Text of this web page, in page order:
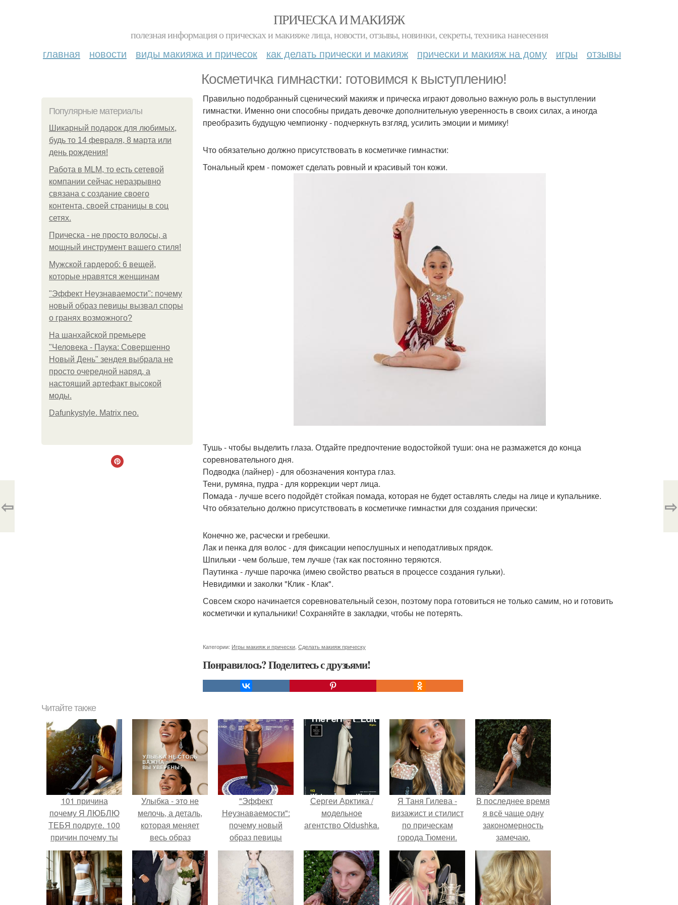
ПРИЧЕСКА И МАКИЯЖ
полезная информация о прическах и макияже лица, новости, отзывы, новинки, секреты, техника нанесения
главная новости виды макияжа и причесок как делать прически и макияж прически и макияж на дому игры отзывы
Косметичка гимнастки: готовимся к выступлению!
Популярные материалы
Шикарный подарок для любимых,
будь то 14 февраля, 8 марта или
день рождения!
Работа в MLM, то есть сетевой
компании сейчас неразрывно
связана с создание своего
контента, своей страницы в соц
сетях.
Прическа - не просто волосы, а
мощный инструмент вашего стиля!
Мужской гардероб: 6 вещей,
которые нравятся женщинам
"Эффект Неузнаваемости": почему
новый образ певицы вызвал споры
о гранях возможного?
На шанхайской премьере
"Человека - Паука: Совершенно
Новый День" зендея выбрала не
просто очередной наряд, а
настоящий артефакт высокой
моды.
Dafunkystyle. Matrix neo.
Правильно подобранный сценический макияж и прическа играют довольно важную роль в выступлении
гимнастки. Именно они способны придать девочке дополнительную уверенность в своих силах, а иногда
преобразить будущую чемпионку - подчеркнуть взгляд, усилить эмоции и мимику!
Что обязательно должно присутствовать в косметичке гимнастки:
Тональный крем - поможет сделать ровный и красивый тон кожи.
Тушь - чтобы выделить глаза. Отдайте предпочтение водостойкой туши: она не размажется до конца
соревновательного дня.
Подводка (лайнер) - для обозначения контура глаз.
Тени, румяна, пудра - для коррекции черт лица.
Помада - лучше всего подойдёт стойкая помада, которая не будет оставлять следы на лице и купальнике.
Что обязательно должно присутствовать в косметичке гимнастки для создания прически:
Конечно же, расчески и гребешки.
Лак и пенка для волос - для фиксации непослушных и неподатливых прядок.
Шпильки - чем больше, тем лучше (так как постоянно теряются.
Паутинка - лучше парочка (имею свойство рваться в процессе создания гульки).
Невидимки и заколки "Клик - Клак".
Совсем скоро начинается соревновательный сезон, поэтому пора готовиться не только самим, но и готовить
косметички и купальники! Сохраняйте в закладки, чтобы не потерять.
Категории: Игры макияж и прически Сделать макияж прическу
Понравилось? Поделитесь с друзьями!
⇦ ⇨
Читайте также
101 причина
почему Я ЛЮБЛЮ
ТЕБЯ подруге. 100
причин почему ты
моя лучшая
подруга.
Улыбка - это не
мелочь, а деталь,
которая меняет
весь образ
человека.
"Эффект
Неузнаваемости":
почему новый
образ певицы
вызвал споры о
гранях
возможного?
Сергеи Арктика /
модельное
агентство Oldushka.
Я Таня Гилева -
визажист и стилист
по прическам
города Тюмени.
В последнее время
я всё чаще одну
закономерность
замечаю.